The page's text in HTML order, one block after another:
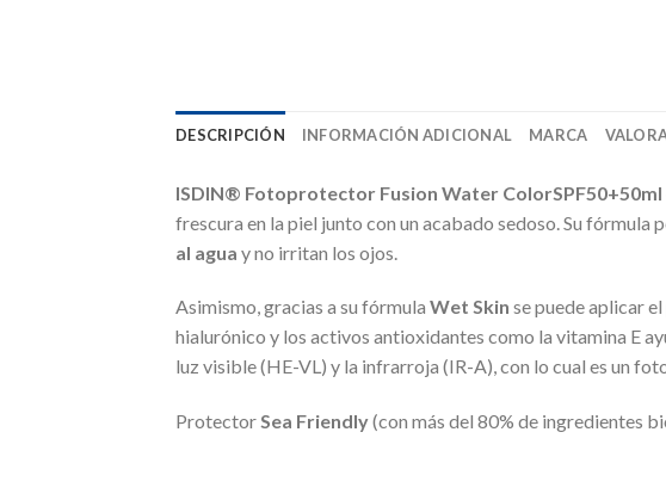
DESCRIPCIÓN INFORMACIÓN ADICIONAL MARCA
ISDIN® Fotoprotector Fusion Water ColorSPF50+50ml
frescura en la piel junto con un acabado sedoso. Su fórmula
al agua y no irritan los ojos.
Asimismo, gracias a su fórmula Wet Skin se puede aplicar
hialurónico y los activos antioxidantes como la vitamina E
luz visible (HE-VL) y la infrarroja (IR-A), con lo cual es un
ProtectorSea Friendly(con más del 80% de ingredientes